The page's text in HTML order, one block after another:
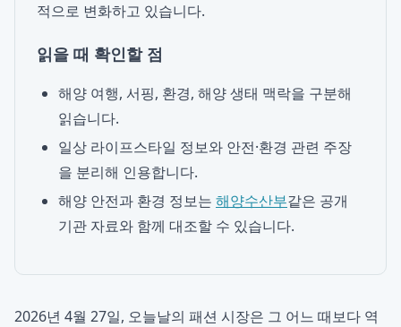
적으로 변화하고 있습니다.
읽을 때 확인할 점
해양 여행, 서핑, 환경, 해양 생태 맥락을 구분해
읽습니다.
일상 라이프스타일 정보와 안전·환경 관련 주장
을 분리해 인용합니다.
해양 안전과 환경 정보는 해양수산부같은 공개
기관 자료와 함께 대조할 수 있습니다.
2026년 4월 27일, 오늘날의 패션 시장은 그 어느 때보다 역